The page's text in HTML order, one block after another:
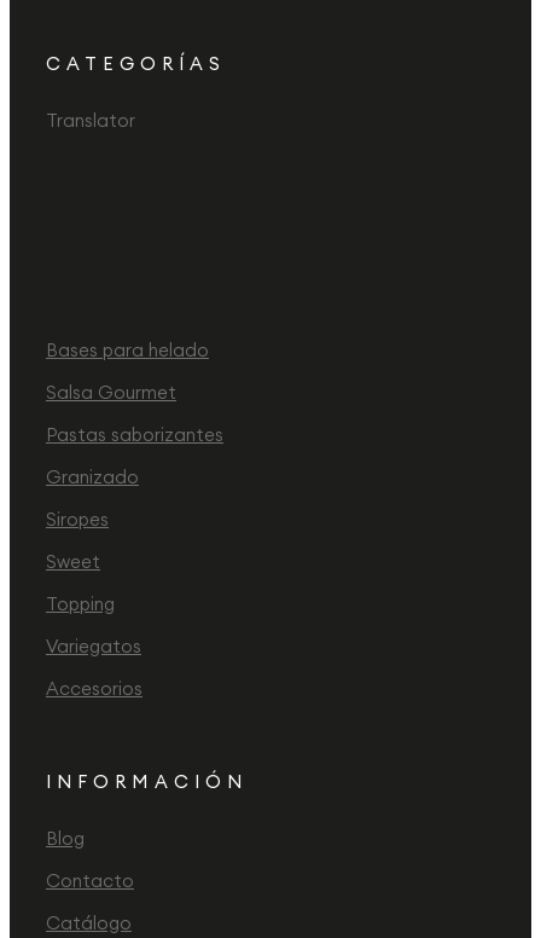
CATEGORÍAS
Translator
Bases para helado
Salsa Gourmet
Pastas saborizantes
Granizado
Siropes
Sweet
Topping
Variegatos
Accesorios
INFORMACIÓN
Blog
Contacto
Catálogo